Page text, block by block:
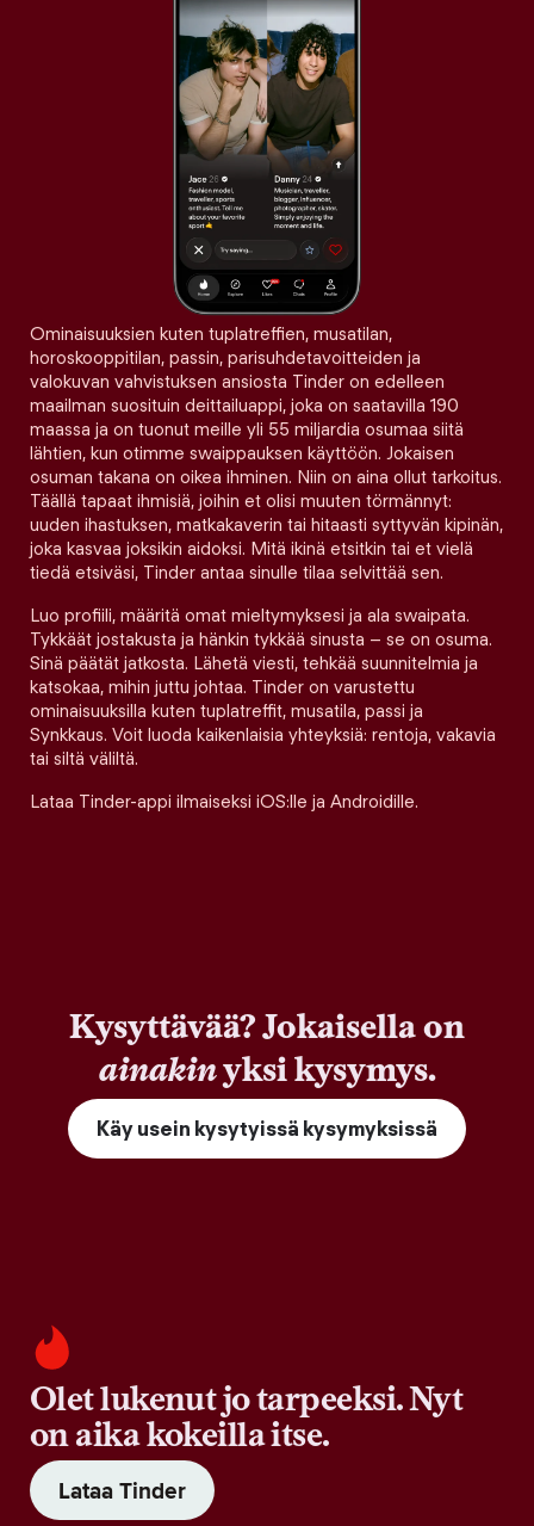
Ominaisuuksien kuten tuplatreffien, musatilan,
horoskooppitilan, passin, parisuhdetavoitteiden ja
valokuvan vahvistuksen ansiosta Tinder on edelleen
maailman suosituin deittailuappi, joka on saatavilla 190
maassa ja on tuonut meille yli 55 miljardia osumaa siitä
lähtien, kun otimme swaippauksen käyttöön. Jokaisen
osuman takana on oikea ihminen. Niin on aina ollut tarkoitus.
Täällä tapaat ihmisiä, joihin et olisi muuten törmännyt:
uuden ihastuksen, matkakaverin tai hitaasti syttyvän kipinän,
joka kasvaa joksikin aidoksi. Mitä ikinä etsitkin tai et vielä
tiedä etsiväsi, Tinder antaa sinulle tilaa selvittää sen.
Luo profiili, määritä omat mieltymyksesi ja ala swaipata.
Tykkäät jostakusta ja hänkin tykkää sinusta – se on osuma.
Sinä päätät jatkosta. Lähetä viesti, tehkää suunnitelmia ja
katsokaa, mihin juttu johtaa. Tinder on varustettu
ominaisuuksilla kuten tuplatreffit, musatila, passi ja
Synkkaus. Voit luoda kaikenlaisia yhteyksiä: rentoja, vakavia
tai siltä väliltä.
Lataa Tinder-appi ilmaiseksi iOS:lle ja Androidille.
Kysyttävää? Jokaisella on
ainakinyksi kysymys.
Käy usein kysytyissä kysymyksissä
Olet lukenut jo tarpeeksi. Nyt
on aika kokeilla itse.
Lataa Tinder